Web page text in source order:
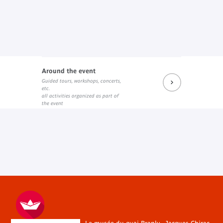
Around the event
Guided tours, workshops, concerts,
etc.
all activities organized as part of
the event